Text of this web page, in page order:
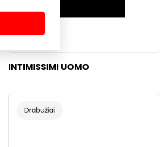
INTIMISSIMI UOMO
Drabužiai